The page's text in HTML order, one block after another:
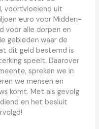
voortvloeiend uit
euro voor Midden-
voor alle dorpen en
gebieden waar de
dit geld bestemd is
speelt. Daarover
spreken we in
we mensen en
komt. Met als gevolg
en het besluit